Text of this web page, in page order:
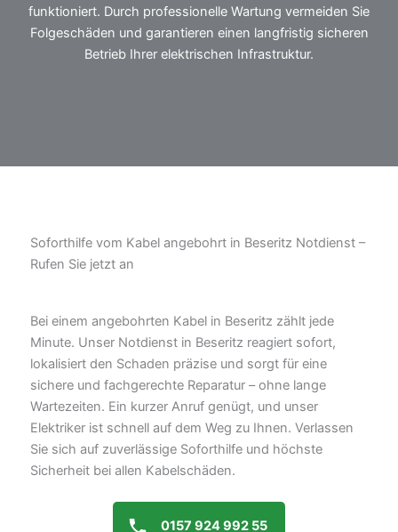
funktioniert. Durch professionelle Wartung vermeiden Sie
Folgeschäden und garantieren einen langfristig sicheren
Betrieb Ihrer elektrischen Infrastruktur.
Soforthilfe vom Kabel angebohrt in Beseritz Notdienst –
Rufen Sie jetzt an
Bei einem angebohrten Kabel in Beseritz zählt jede
Minute. Unser Notdienst in Beseritz reagiert sofort,
lokalisiert den Schaden präzise und sorgt für eine
sichere und fachgerechte Reparatur – ohne lange
Wartezeiten. Ein kurzer Anruf genügt, und unser
Elektriker ist schnell auf dem Weg zu Ihnen. Verlassen
Sie sich auf zuverlässige Soforthilfe und höchste
Sicherheit bei allen Kabelschäden.
0157 924 992 55